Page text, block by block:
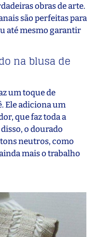
obras de arte.
são perfeitas para
até mesmo garantir
na blusa de
um toque de
Ele adiciona um
que faz toda a
o dourado
neutros, como
mais o trabalho